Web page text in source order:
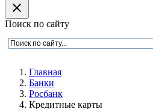
close
Поиск по сайту
Главная
Банки
Росбанк
Кредитные карты